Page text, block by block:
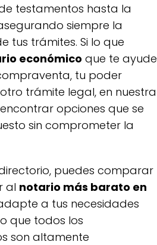
testamentos hasta la
siempre la
tus trámites. Si lo que
económico que te ayude
tu poder
trámite legal, en nuestra
opciones que se
sin comprometer la
puedes comparar
al notario más barato en
a tus necesidades
que todos los
son altamente